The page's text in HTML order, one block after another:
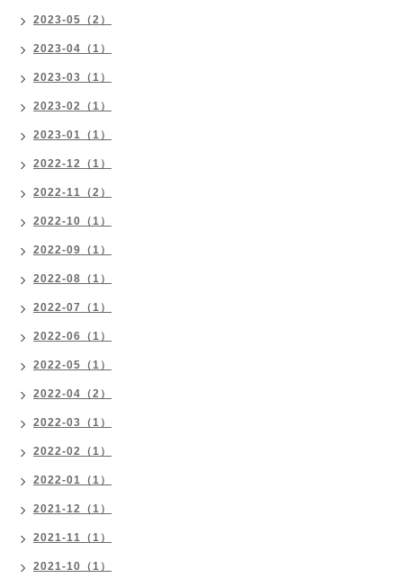
2023-05（2）
2023-04（1）
2023-03（1）
2023-02（1）
2023-01（1）
2022-12（1）
2022-11（2）
2022-10（1）
2022-09（1）
2022-08（1）
2022-07（1）
2022-06（1）
2022-05（1）
2022-04（2）
2022-03（1）
2022-02（1）
2022-01（1）
2021-12（1）
2021-11（1）
2021-10（1）